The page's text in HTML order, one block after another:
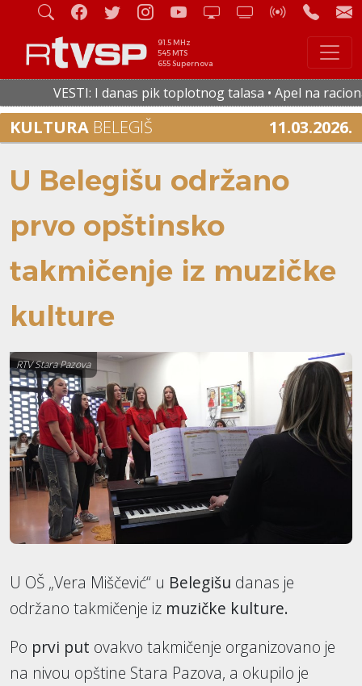
91.5 MHz
545 MTS
655 Supernova
VESTI: I danas pik toplotnog talasa • Apel na
KULTURA BELEGIŠ 11.03.2026.
U Belegišu održano
prvo opštinsko
takmičenje iz muzičke
kulture
RTV Stara Pazova
U OŠ „Vera Miščević“ u Belegišu danas je
održano takmičenje iz muzičke kulture.
Po prvi put ovakvo takmičenje organizovano je
na nivou opštine Stara Pazova, a okupilo je